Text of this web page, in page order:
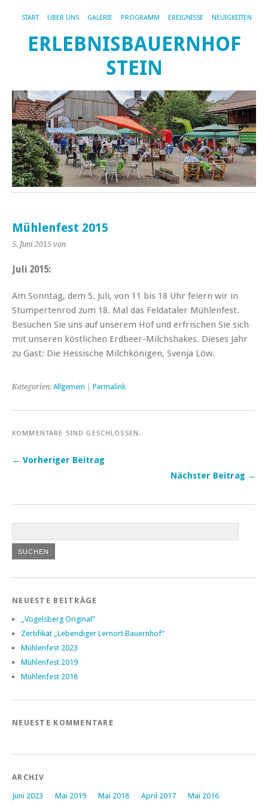
START ÜBER UNS GALERIE PROGRAMM EREIGNISSE NEUIGKEITEN
ERLEBNISBAUERNHOF
STEIN
Mühlenfest 2015
5. Juni 2015 von
Juli 2015:
Am Sonntag, dem 5. Juli, von 11 bis 18 Uhr feiern wir in
Stumpertenrod zum 18. Mal das Feldataler Mühlenfest.
Besuchen Sie uns auf unserem Hof und erfrischen Sie sich
mit unseren köstlichen Erdbeer-Milchshakes. Dieses Jahr
zu Gast: Die Hessische Milchkönigen, Svenja Löw.
Kategorien: Allgemein Permalink
KOMMENTARE SIND GESCHLOSSEN.
← Vorheriger Beitrag
Nächster Beitrag →
NEUESTE BEITRÄGE
„Vogelsberg Original“
Zertifikat „Lebendiger Lernort Bauernhof“
Mühlenfest 2023
Mühlenfest 2019
Mühlenfest 2018
NEUESTE KOMMENTARE
ARCHIV
Juni 2023 Mai 2019 Mai 2018 April 2017 Mai 2016